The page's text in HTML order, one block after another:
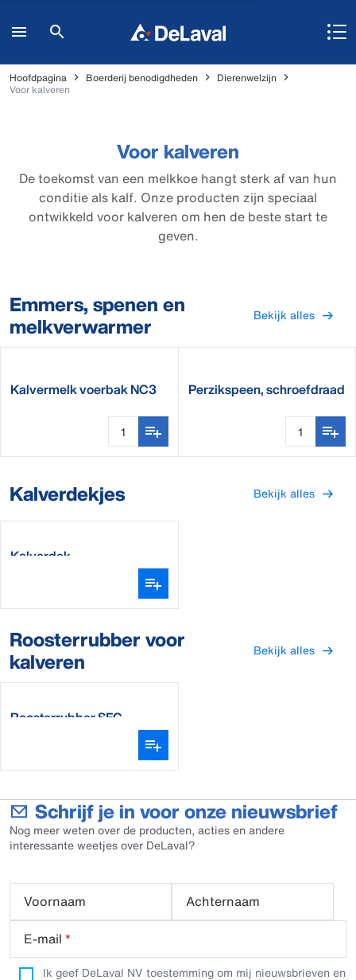
Hoofdpagina Boerderij benodigdheden
Dierenwelzijn
Voor kalveren
Voor kalveren
De toekomst van een melkkoe hangt sterk af van hun
conditie als kalf. Onze producten zijn speciaal
ontwikkeld voor kalveren om hen de beste start te
geven.
Emmers, spenen en
melkverwarmer Bekijk alles
Kalvermelk voerbak NC3 Perzikspeen, schroefdraad
Kalverdekjes Bekijk alles
Kalverdek
Roosterrubber voor
kalveren Bekijk alles
Roosterrubber SFC
Schrijf je in voor onze nieuwsbrief
Nog meer weten over de producten, acties en andere
interessante weetjes over DeLaval?
Voornaam
Achternaam
E-mail *
Ik geef DeLaval NV toestemming om mij nieuwsbrieven en